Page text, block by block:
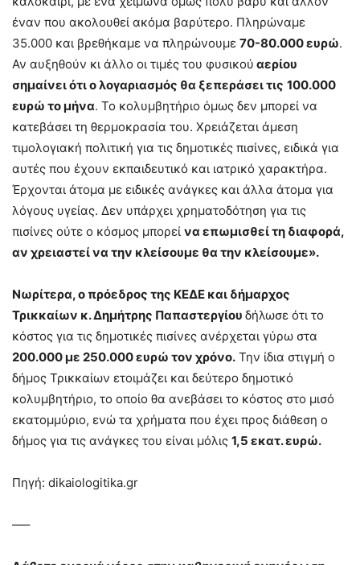
έναν που ακολουθεί ακόμα βαρύτερο. Πληρώναμε
35.000 και βρεθήκαμε να πληρώνουμε 70-80.000 ευρώ.
Αν αυξηθούν κι άλλο οι τιμές του φυσικού αερίου
σημαίνει ότι ο λογαριασμός θα ξεπεράσει τις 100.000
ευρώ το μήνα. Το κολυμβητήριο όμως δεν μπορεί να
κατεβάσει τη θερμοκρασία του. Χρειάζεται άμεση
τιμολογιακή πολιτική για τις δημοτικές πισίνες, ειδικά για
αυτές που έχουν εκπαιδευτικό και ιατρικό χαρακτήρα.
Έρχονται άτομα με ειδικές ανάγκες και άλλα άτομα για
λόγους υγείας. Δεν υπάρχει χρηματοδότηση για τις
πισίνες ούτε ο κόσμος μπορεί να επωμισθεί τη διαφορά,
αν χρειαστεί να την κλείσουμε θα την κλείσουμε».
Νωρίτερα, ο πρόεδρος της ΚΕΔΕ και δήμαρχος
Τρικκαίων κ. Δημήτρης Παπαστεργίου δήλωσε ότι το
κόστος για τις δημοτικές πισίνες ανέρχεται γύρω στα
200.000 με 250.000 ευρώ τον χρόνο. Την ίδια στιγμή ο
δήμος Τρικκαίων ετοιμάζει και δεύτερο δημοτικό
κολυμβητήριο, το οποίο θα ανεβάσει το κόστος στο μισό
εκατομμύριο, ενώ τα χρήματα που έχει προς διάθεση ο
δήμος για τις ανάγκες του είναι μόλις 1,5 εκατ. ευρώ.
Πηγή: dikaiologitika.gr
—–